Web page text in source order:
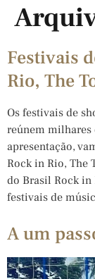
Festivais
Rio, The
Os festivais de
reúnem milhares
apresentação,
Rock in Rio, The
do Brasil Rock in
festivais de
A um